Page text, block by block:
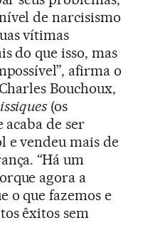
de narcisismo
vítimas
do que isso, mas
afirma o
Bouchoux,
(os
acaba de ser
e vendeu mais de
“Há um
agora a
o que fazemos e
êxitos sem